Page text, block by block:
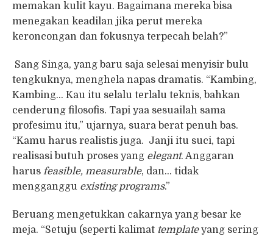
memakan kulit kayu. Bagaimana mereka bisa
menegakan keadilan jika perut mereka
keroncongan dan fokusnya terpecah belah?”
Sang Singa, yang baru saja selesai menyisir bulu
tengkuknya, menghela napas dramatis. “Kambing,
Kambing… Kau itu selalu terlalu teknis, bahkan
cenderung filosofis. Tapi yaa sesuailah sama
profesimu itu,” ujarnya, suara berat penuh bas.
“Kamu harus realistis juga. Janji itu suci, tapi
realisasi butuh proses yang elegant. Anggaran
harus feasible, measurable, dan… tidak
mengganggu existing programs.”
Beruang mengetukkan cakarnya yang besar ke
meja. “Setuju (seperti kalimat templateyang sering